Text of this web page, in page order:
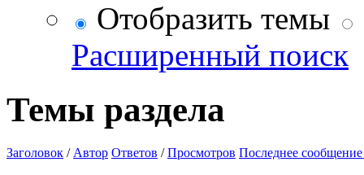
Отобразить темы
Расширенный поиск
Темы раздела
Заголовок / Автор Ответов /Просмотров Последнее сообщение